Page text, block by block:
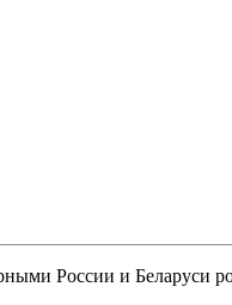
России и Беларуси